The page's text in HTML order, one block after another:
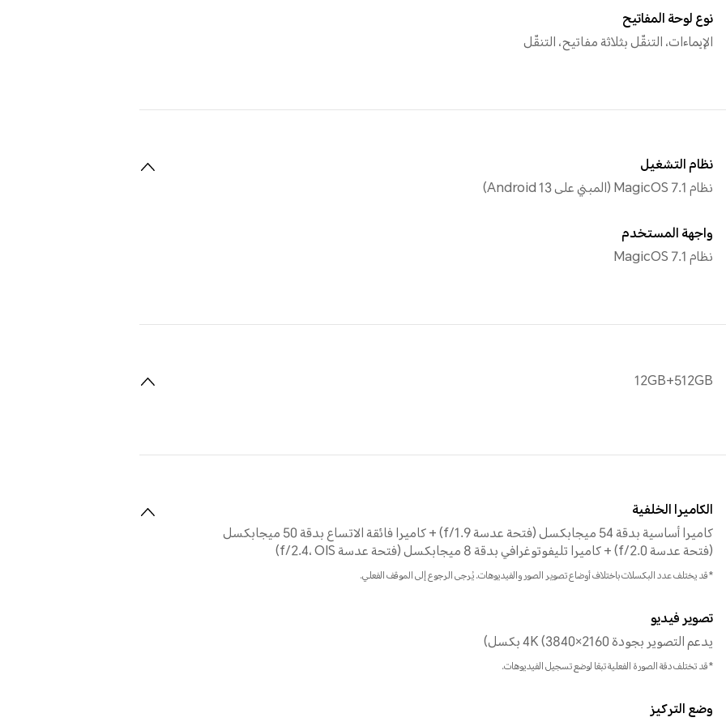
نوع لوحة المفاتيح
الإيماءات، التنقّل بثلاثة مفاتيح، التنقّل
نظام التشغيل
نظام MagicOS 7.1 (المبني على Android 13)
واجهة المستخدم
نظام MagicOS 7.1
12GB+512GB
الكاميرا الخلفية
كاميرا أساسية بدقة 54 ميجابكسل (فتحة عدسة f/1.9) + كاميرا فائقة الاتساع بدقة 50 ميجابكسل
(فتحة عدسة f/2.0) + كاميرا تليفوتوغرافي بدقة 8 ميجابكسل (فتحة عدسة f/2.4، OIS)
*قد يختلف عدد البكسلات باختلاف أوضاع تصوير الصور والفيديوهات. يُرجى الرجوع إلى الموقف الفعلي.
تصوير فيديو
يدعم التصوير بجودة 4K (3840×2160 بكسل)
*قد تختلف دقة الصورة الفعلية تبعًا لوضع تسجيل الفيديوهات.
وضع التركيز